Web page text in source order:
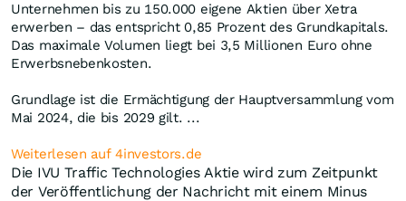
Unternehmen bis zu 150.000 eigene Aktien über Xetra
erwerben – das entspricht 0,85 Prozent des Grundkapitals.
Das maximale Volumen liegt bei 3,5 Millionen Euro ohne
Erwerbsnebenkosten.
Grundlage ist die Ermächtigung der Hauptversammlung vom
Mai 2024, die bis 2029 gilt. ...
Weiterlesen auf 4investors.de
Die IVU Traffic Technologies Aktie wird zum Zeitpunkt
der Veröffentlichung der Nachricht mit einem Minus